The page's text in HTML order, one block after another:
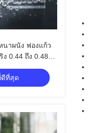
นาผนัง ฟองแก้ว
0.44 ถึง 0.48
งสำหรับการใช้
ดีที่สุด